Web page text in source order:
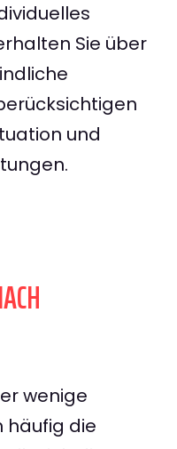
Sie über
und
wenige
häufig die